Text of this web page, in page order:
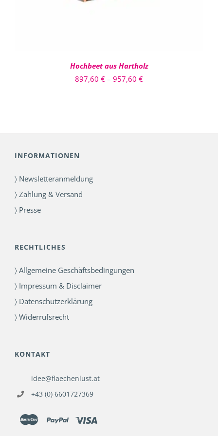
GEWÄHLT
WERDEN
Hochbeet aus Hartholz
897,60 € – 957,60 €Preisspanne:
INFORMATIONEN
〉 Newsletteranmeldung
〉 Zahlung & Versand
〉 Presse
RECHTLICHES
〉 Allgemeine Geschäftsbedingungen
〉 Impressum & Disclaimer
〉 Datenschutzerklärung
〉 Widerrufsrecht
KONTAKT
idee@flaechenlust.at
+43 (0) 6601727369